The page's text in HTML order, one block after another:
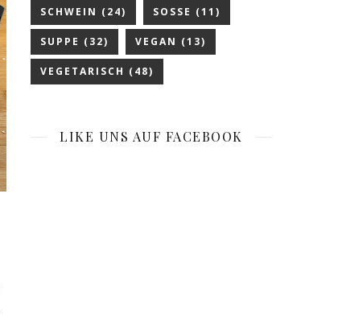
SCHWEIN (24) SOSSE (11)
SUPPE (32) VEGAN (13)
VEGETARISCH (48)
LIKE UNS AUF FACEBOOK